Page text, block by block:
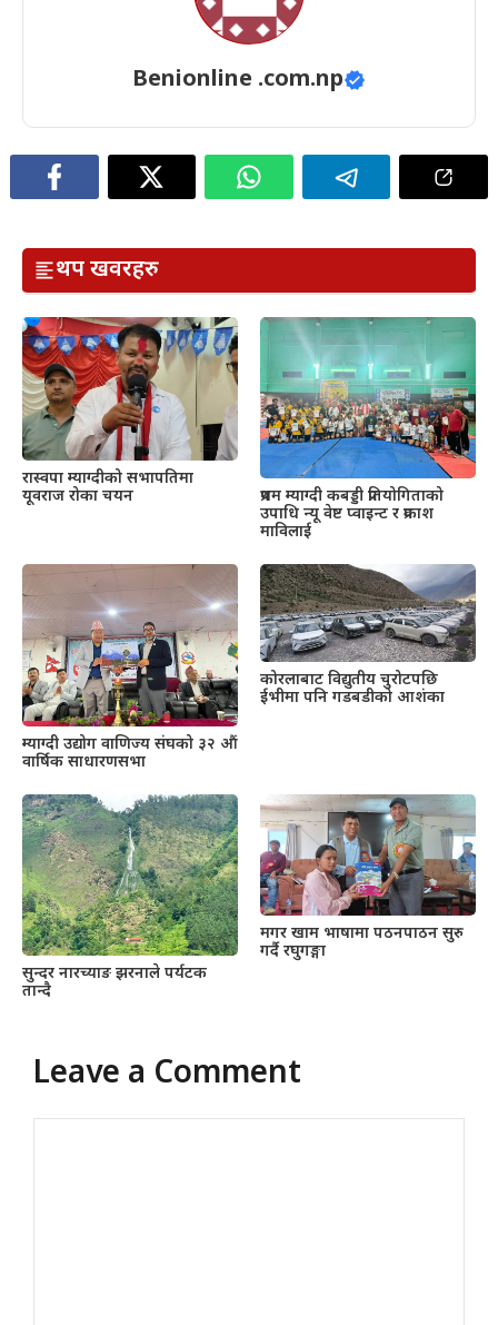
Benionline .com.np
थप खवरहरु
रास्वपा म्याग्दीको सभापतिमा
यूवराज रोका चयन
प्रथम म्याग्दी कबड्डी प्रतियोगिताको
उपाधि न्यू वेष्ट प्वाइन्ट र प्रकाश
माविलाई
म्याग्दी उद्योग वाणिज्य संघको ३२ औं
वार्षिक साधारणसभा
कोरलाबाट विद्युतीय चुरोटपछि
ईभीमा पनि गडबडीको आशंका
सुन्दर नारच्याङ झरनाले पर्यटक
तान्दै
मगर खाम भाषामा पठनपाठन सुरु
गर्दै रघुगङ्गा
Leave a Comment